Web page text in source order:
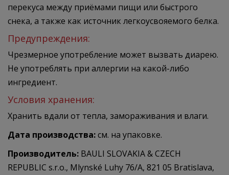
перекуса между приёмами пищи или быстрого
снека, а также как источник легкоусвояемого белка.
Предупреждения:
Чрезмерное употребление может вызвать диарею.
Не употреблять при аллергии на какой-либо
ингредиент.
Условия хранения:
Хранить вдали от тепла, замораживания и влаги.
Дата производства:см. на упаковке.
Производитель: BAULI SLOVAKIA & CZECH
REPUBLIC s.r.o., Mlynské Luhy 76/A, 821 05 Bratislava,